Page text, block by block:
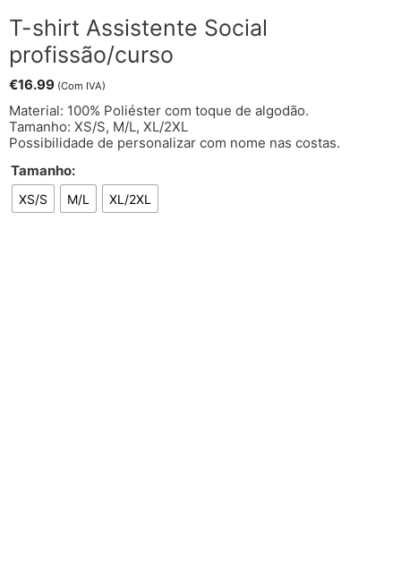
T-shirt Assistente Social
profissão/curso
€16.99 (Com IVA)
Material: 100% Poliéster com toque de algodão.
Tamanho: XS/S, M/L, XL/2XL
Possibilidade de personalizar com nome nas costas.
Tamanho:
XS/S M/L XL/2XL